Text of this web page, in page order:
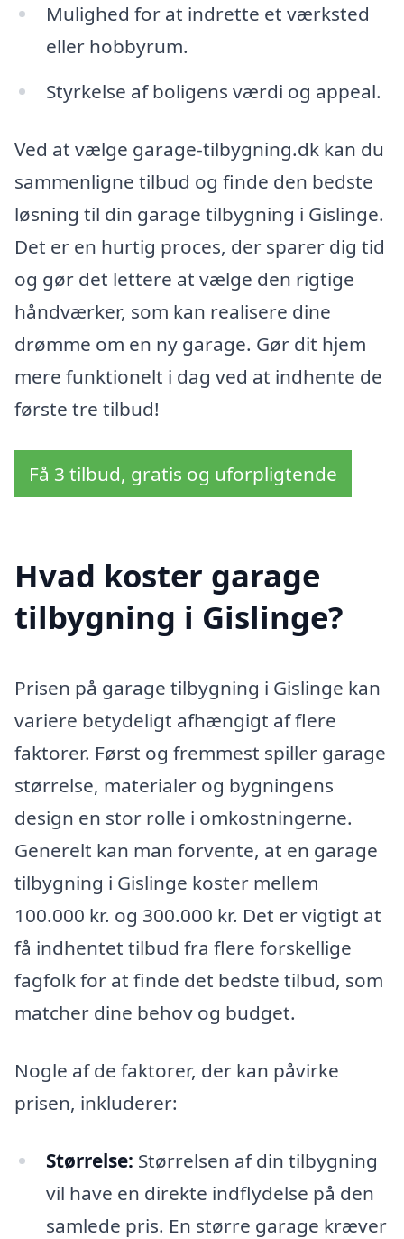
Mulighed for at indrette et værksted
eller hobbyrum.
Styrkelse af boligens værdi og appeal.
Ved at vælge garage-tilbygning.dk kan du
sammenligne tilbud og finde den bedste
løsning til din garage tilbygning i Gislinge.
Det er en hurtig proces, der sparer dig tid
og gør det lettere at vælge den rigtige
håndværker, som kan realisere dine
drømme om en ny garage. Gør dit hjem
mere funktionelt i dag ved at indhente de
første tre tilbud!
Få 3 tilbud, gratis og uforpligtende
Hvad koster garage
tilbygning i Gislinge?
Prisen på garage tilbygning i Gislinge kan
variere betydeligt afhængigt af flere
faktorer. Først og fremmest spiller garage
størrelse, materialer og bygningens
design en stor rolle i omkostningerne.
Generelt kan man forvente, at en garage
tilbygning i Gislinge koster mellem
100.000 kr. og 300.000 kr. Det er vigtigt at
få indhentet tilbud fra flere forskellige
fagfolk for at finde det bedste tilbud, som
matcher dine behov og budget.
Nogle af de faktorer, der kan påvirke
prisen, inkluderer:
Størrelse: Størrelsen af din tilbygning
vil have en direkte indflydelse på den
samlede pris. En større garage kræver